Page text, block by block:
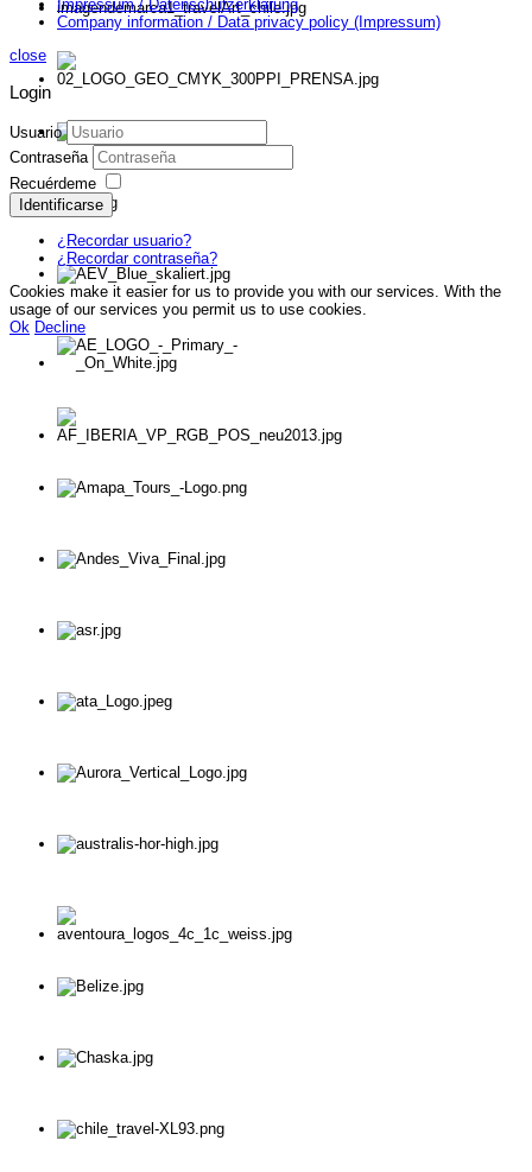
Impressum / Datenschutzerklärung
Company information / Data privacy policy (Impressum)
close
Login
Usuario
Contraseña
Recuérdeme
Identificarse
¿Recordar usuario?
¿Recordar contraseña?
Cookies make it easier for us to provide you with our services. With the
usage of our services you permit us to use cookies.
Ok Decline